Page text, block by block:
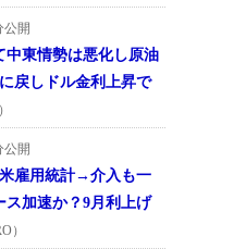
公開
中東情勢は悪化し原油
戻しドル金利上昇で
公開
米雇用統計→介入も一
ス加速か？9月利上げ
）